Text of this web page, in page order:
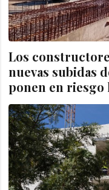
Los
nuevas subidas
ponen en riesgo